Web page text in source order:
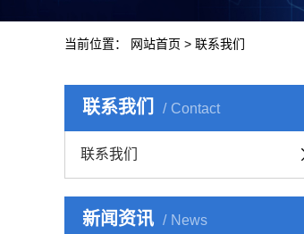
当前位置： 网站首页 > 联系我们
联系我们 Contact
联系我们
新闻资讯 News